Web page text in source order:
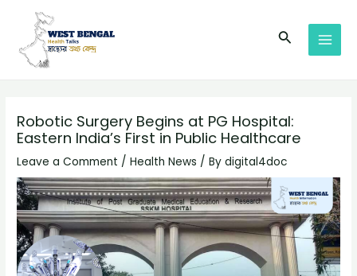
content
Search
Robotic Surgery Begins at PG Hospital:
Eastern India’s First in Public Healthcare
Leave a Comment /Health News / Bydigital4doc
navigation